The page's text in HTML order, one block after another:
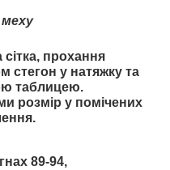
прохання
стегон у натяжку та
таблицею.
розмір у помічених
89-94,